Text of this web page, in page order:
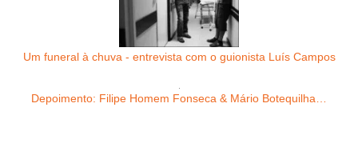
Um funeral à chuva - entrevista com o guionista Luís Campos
Depoimento: Filipe Homem Fonseca & Mário Botequilha…